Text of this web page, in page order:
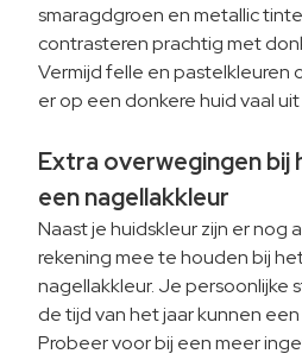
smaragdgroen en metallic
contrasteren prachtig met
Vermijd felle en pastelkleuren
er op een donkere huid vaal
Extra overwegingen bij
een nagellakkleur
Naast je huidskleur zijn er nog
rekening mee te houden bij
nagellakkleur. Je persoonlijke
de tijd van het jaar kunnen
Probeer voor bij een meer